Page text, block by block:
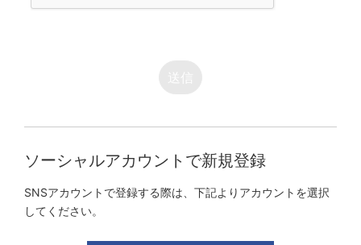
ソーシャルアカウントで新規登録
SNSアカウントで登録する際は、下記よりアカウントを選択
してください。